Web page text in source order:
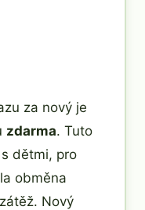
za nový je
zdarma. Tuto
dětmi, pro
obměna
Nový